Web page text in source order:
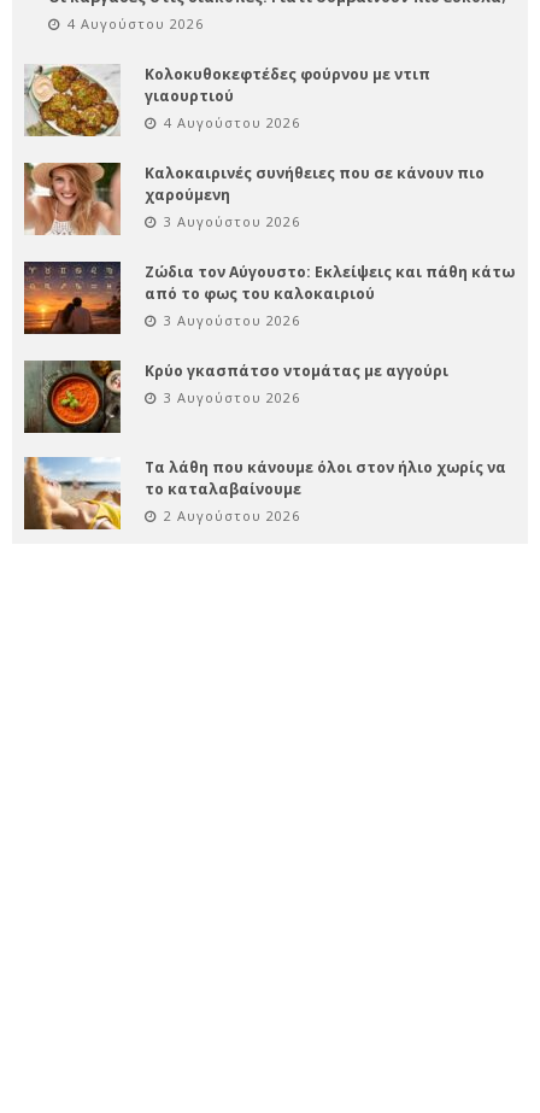
4 Αυγούστου 2026
Κολοκυθοκεφτέδες φούρνου με ντιπ
γιαουρτιού
4 Αυγούστου 2026
Καλοκαιρινές συνήθειες που σε κάνουν πιο
χαρούμενη
3 Αυγούστου 2026
Ζώδια τον Αύγουστο: Εκλείψεις και πάθη κάτω
από το φως του καλοκαιριού
3 Αυγούστου 2026
Κρύο γκασπάτσο ντομάτας με αγγούρι
3 Αυγούστου 2026
Τα λάθη που κάνουμε όλοι στον ήλιο χωρίς να
το καταλαβαίνουμε
2 Αυγούστου 2026